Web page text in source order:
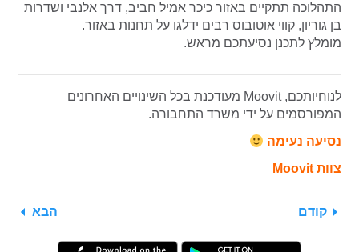
התהלוכה תתקיים באזור כיכר אמיל חביב, דרך אלנבי ושדרות
בן גוריון, קווי אוטובוס רבים ידלגו על תחנות באזור.
מומלץ לתכנן נסיעתכם מראש.
לנוחיותכם, Moovit מעודכנת בכל השינויים האחרונים
המפורסמים על ידי משרד התחבורה.
נסיעה נעימה
צוות Moovit
קודם הבא